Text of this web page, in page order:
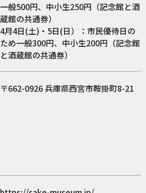
一般500円、中小生250円（記念館と酒
蔵館の共通券）
4月4日(土)・5日(日）：市民優待日の
ため一般300円、中小生200円（記念館
と酒蔵館の共通券）
662-0926兵庫県西宮市鞍掛町8-21